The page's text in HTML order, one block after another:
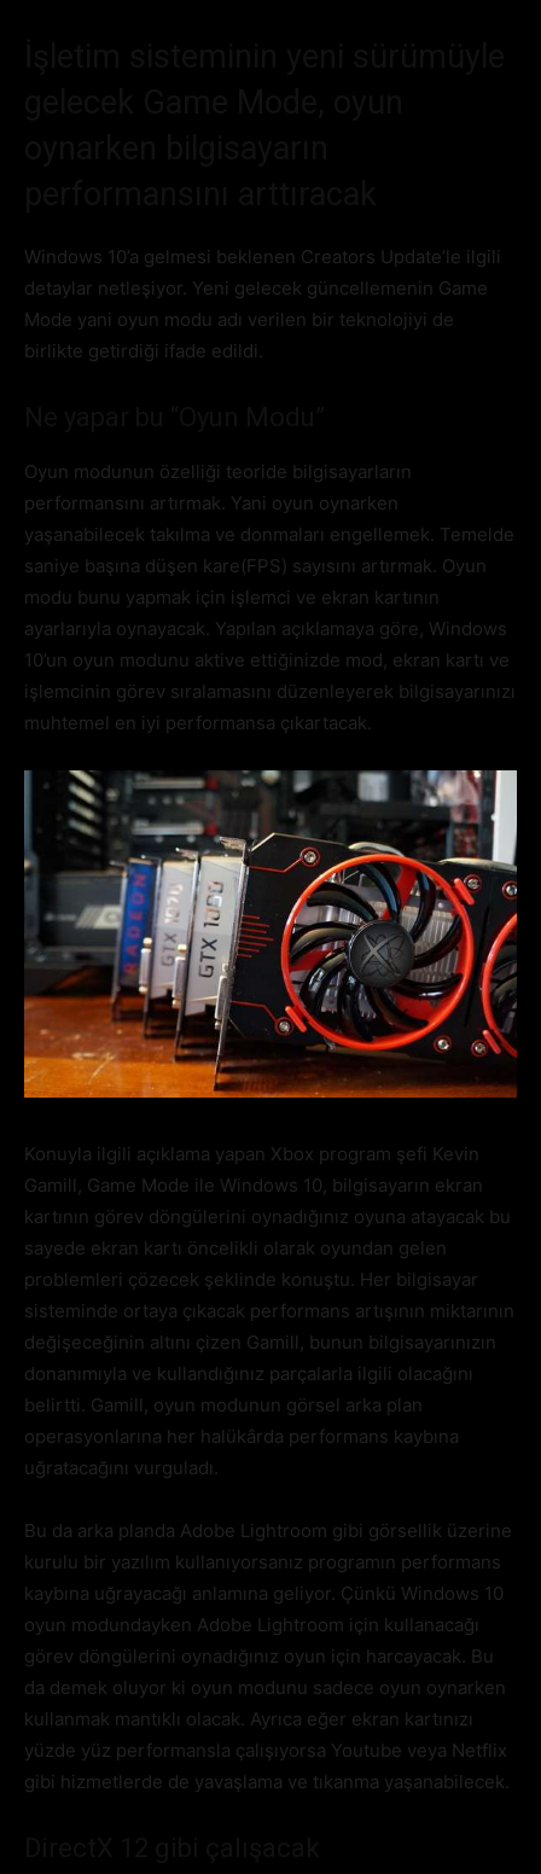
Windows 10’a gelmesi beklenen Creators Update’le ilgili
detaylar netleşiyor. Yeni gelecek güncellemenin Game
Mode yani oyun modu adı verilen bir teknolojiyi de
birlikte getirdiği ifade edildi.
Oyun modunun özelliği teoride bilgisayarların
performansını artırmak. Yani oyun oynarken
yaşanabilecek takılma ve donmaları engellemek. Temelde
saniye başına düşen kare(FPS) sayısını artırmak. Oyun
modu bunu yapmak için işlemci ve ekran kartının
ayarlarıyla oynayacak. Yapılan açıklamaya göre, Windows
10’un oyun modunu aktive ettiğinizde mod, ekran kartı ve
işlemcinin görev sıralamasını düzenleyerek bilgisayarınızı
muhtemel en iyi performansa çıkartacak.
Konuyla ilgili açıklama yapan Xbox program şefi Kevin
Gamill, Game Mode ile Windows 10, bilgisayarın ekran
kartının görev döngülerini oynadığınız oyuna atayacak bu
sayede ekran kartı öncelikli olarak oyundan gelen
problemleri çözecek şeklinde konuştu. Her bilgisayar
sisteminde ortaya çıkacak performans artışının miktarının
değişeceğinin altını çizen Gamill, bunun bilgisayarınızın
donanımıyla ve kullandığınız parçalarla ilgili olacağını
belirtti. Gamill, oyun modunun görsel arka plan
operasyonlarına her halükârda performans kaybına
uğratacağını vurguladı.
Bu da arka planda Adobe Lightroom gibi görsellik üzerine
kurulu bir yazılım kullanıyorsanız programın performans
kaybına uğrayacağı anlamına geliyor. Çünkü Windows 10
oyun modundayken Adobe Lightroom için kullanacağı
görev döngülerini oynadığınız oyun için harcayacak. Bu
da demek oluyor ki oyun modunu sadece oyun oynarken
kullanmak mantıklı olacak. Ayrıca eğer ekran kartınızı
yüzde yüz performansla çalışıyorsa Youtube veya Netflix
gibi hizmetlerde de yavaşlama ve tıkanma yaşanabilecek.